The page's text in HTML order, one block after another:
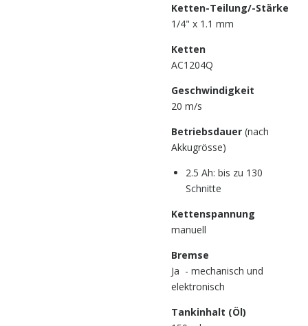
Ketten-Teilung/-Stärke
1/4" x 1.1 mm
Ketten
AC1204Q
Geschwindigkeit
20 m/s
Betriebsdauer (nach
Akkugrösse)
2.5 Ah: bis zu 130
Schnitte
Kettenspannung
manuell
Bremse
Ja - mechanisch und
elektronisch
Tankinhalt (Öl)